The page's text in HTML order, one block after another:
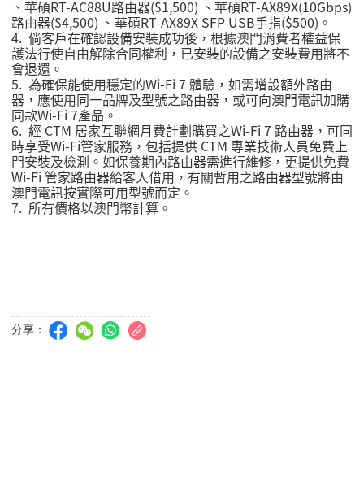
、華碩RT-AC88U路由器($1,500) 、華碩RT-AX89X(10Gbps)
路由器($4,500) 、華碩RT-AX89X SFP USB手指($500)。
4. 倘客戶在確認設備安裝成功後，根據澳門消費者權益保
護法行使自由解除合同權利，已安裝的設備之安裝費用將不
會退還。
5. 為確保能使用穩定的Wi-Fi 7 體驗，如需增設額外路由
器，應使用同一品牌及型號之路由器，或可向澳門電訊加購
同款Wi-Fi 7產品。
6. 經 CTM 居家互聯網月費計劃購買之Wi-Fi 7 路由器，可同
時享受Wi-Fi管家服務，包括提供 CTM 專業技術人員免費上
門安裝及檢測。如保養期內路由器需進行維修，更提供免費
Wi-Fi 管家路由器給客人借用，有關暫用之路由器型號將由
澳門電訊按實際可用型號而定。
7. 所有價格以澳門幣計算。
分享：